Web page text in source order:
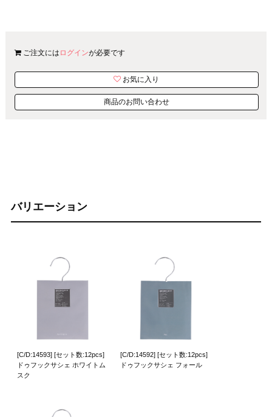
ご注文には ログインが必要です
お気に入り
商品のお問い合わせ
バリエーション
[C/D:14593] [セット数:12pcs]
ドゥフックサシェ ホワイトム
スク
[C/D:14592] [セット数:12pcs]
ドゥフックサシェ フォール